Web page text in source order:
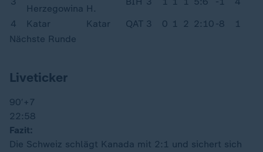
Herzegowina H.
4
Katar Katar QAT 3 0 1 2 2:10 -8
1
Nächste Runde
Liveticker
90′ +7
22:58
Fazit:
Die Schweiz schlägt Kanada mit 2:1 und sichert sich